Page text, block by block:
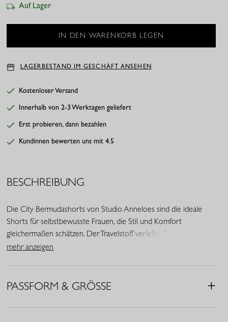
Auf Lager
LAGERBESTAND IM GESCHÄFT ANSEHEN
Kostenloser Versand
Innerhalb von 2-3 Werktagen geliefert
Erst probieren, dann bezahlen
Kundinnen bewerten uns mit 4.5
BESCHREIBUNG
Die City Bermudashorts von Studio Anneloes sind die ideale
Shorts für selbstbewusste Frauen, die Stil und Komfort
gleichermaßen schätzen. Der Travelstoff verleiht den
Bermudashorts eine elegante Ausstrahlung und sorgt gleichzeitig
jeder Garderobe.
mehr anzeigen
PASSFORM & GRÖSSE